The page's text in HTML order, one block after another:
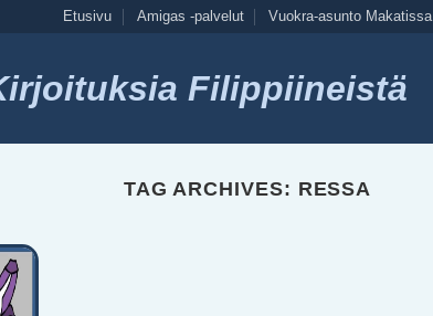
Etusivu Amigas -palvelut Vuokra-asunto Makatissa
Filippiineistä
TAG ARCHIVES: RESSA